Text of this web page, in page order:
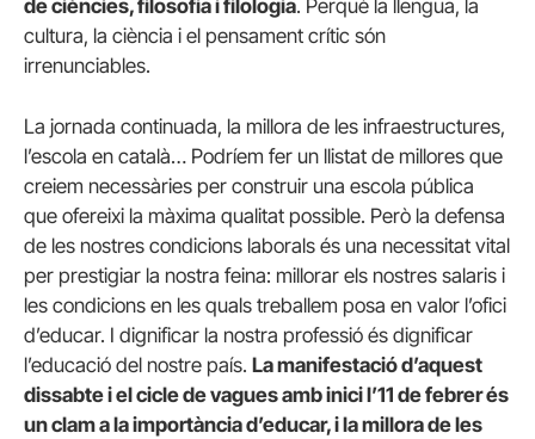
de ciències, filosofia i filologia. Perquè la llengua, la
cultura, la ciència i el pensament crític són
irrenunciables.
La jornada continuada, la millora de les infraestructures,
l’escola en català… Podríem fer un llistat de millores que
creiem necessàries per construir una escola pública
que ofereixi la màxima qualitat possible. Però la defensa
de les nostres condicions laborals és una necessitat vital
per prestigiar la nostra feina: millorar els nostres salaris i
les condicions en les quals treballem posa en valor l’ofici
d’educar. I dignificar la nostra professió és dignificar
l’educació del nostre país. La manifestació d’aquest
dissabte i el cicle de vagues amb inici l’11 de febrer és
un clam a la importància d’educar, i la millora de les